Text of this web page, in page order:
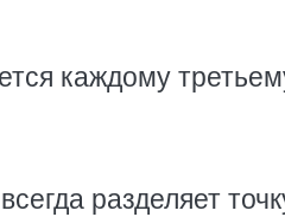
каждому
разделяет